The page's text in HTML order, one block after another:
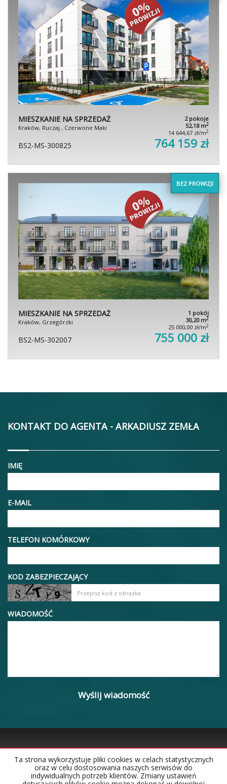
MIESZKANIE NA SPRZEDAŻ
Kraków, Ruczaj , Czerwone Maki
2 pokoje
52,18 m2
14 644,67 zł/m2
BS2-MS-300825 764 159 zł
BEZ PROWIZJI
MIESZKANIE NA SPRZEDAŻ
Kraków, Grzegórzki
1 pokój
30,20 m2
25 000,00 zł/m2
BS2-MS-302007 755 000 zł
KONTAKT DO AGENTA - ARKADIUSZ ZEMŁA
IMIĘ
E-MAIL
TELEFON KOMÓRKOWY
KOD ZABEZPIECZAJĄCY
WIADOMOŚĆ
Strona główna Notatnik Kontakt
Ta strona wykorzystuje pliki cookies w celach statystycznych
oraz w celu dostosowania naszych serwisów do
indywidualnych potrzeb klientów. Zmiany ustawień